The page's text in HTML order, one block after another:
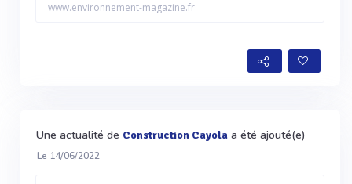
www.environnement-magazine.fr
Une actualité de Construction Cayola a été ajouté(e)
Le 14/06/2022